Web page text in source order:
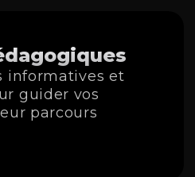
informatives et
guider vos
parcours